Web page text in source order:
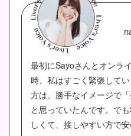
最初にSayoさんとオンラ
時、私はすごく緊張して
方は、勝手なイメージで
と思っていたんです。で
しくて、接しやすい方で